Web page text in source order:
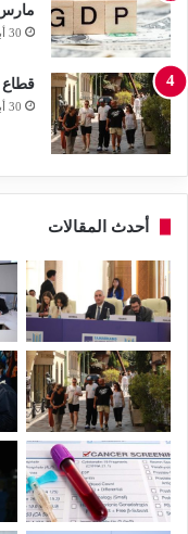
30 أبريل، 2026
30 أبريل، 2026
أحدث المقالات